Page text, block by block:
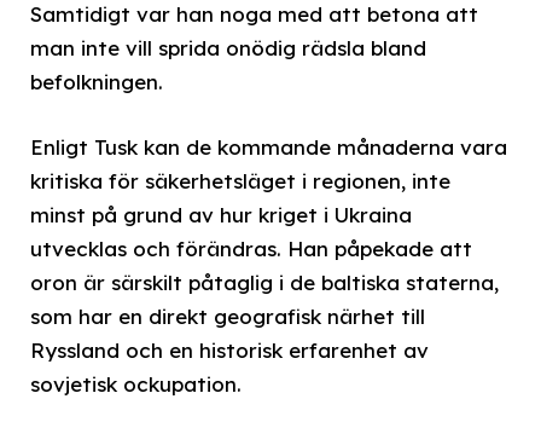
Samtidigt var han noga med att betona att
man inte vill sprida onödig rädsla bland
befolkningen.
Enligt Tusk kan de kommande månaderna vara
kritiska för säkerhetsläget i regionen, inte
minst på grund av hur kriget i Ukraina
utvecklas och förändras. Han påpekade att
oron är särskilt påtaglig i de baltiska staterna,
som har en direkt geografisk närhet till
Ryssland och en historisk erfarenhet av
sovjetisk ockupation.